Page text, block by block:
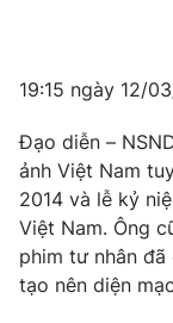
19:15 ngày 12/
Đạo diễn –
ảnh Việt Nam
2014 và lễ kỷ
Việt Nam. Ông
phim tư nhân
tạo nên diện